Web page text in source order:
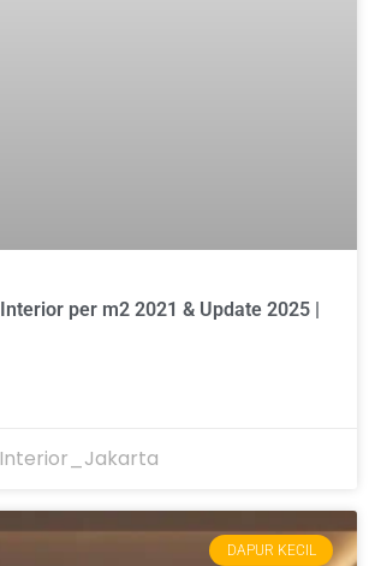
per m2 2021 & Update 2025 |
DAPUR KECIL